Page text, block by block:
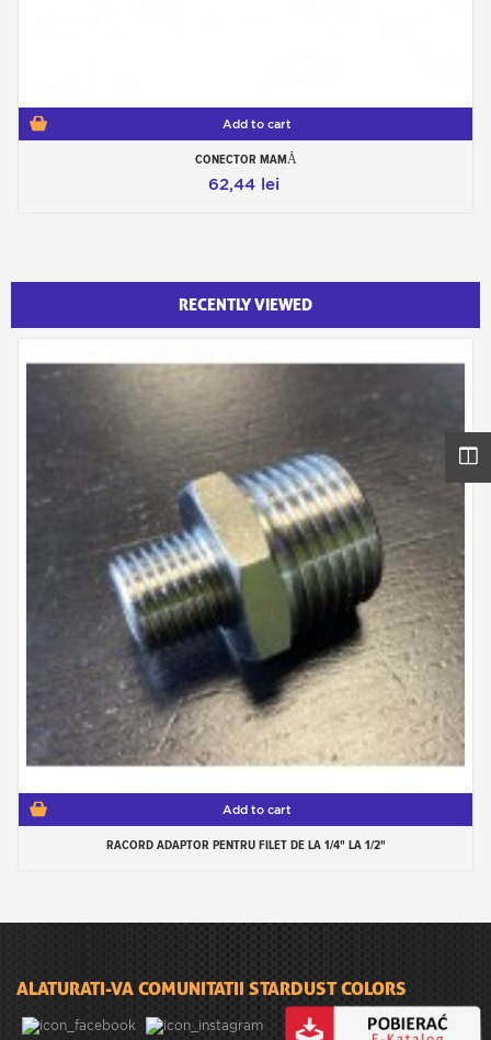
Add to cart
CONECTOR MAMĂ
62,44 lei
RECENTLY VIEWED
Add to cart
RACORD ADAPTOR PENTRU FILET DE LA 1/4" LA 1/2"
ALATURATI-VA COMUNITATII STARDUST COLORS